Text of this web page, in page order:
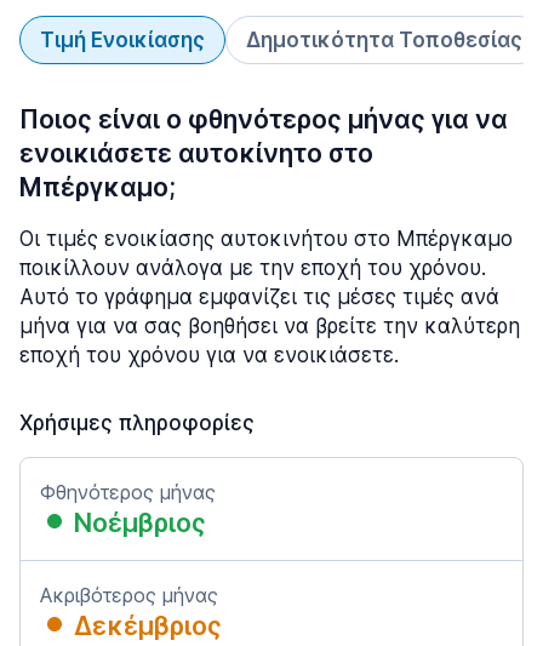
Τιμή Ενοικίασης Δημοτικότητα Τοποθεσίας
Ποιος είναι ο φθηνότερος μήνας για να
ενοικιάσετε αυτοκίνητο στο
Μπέργκαμο;
Οι τιμές ενοικίασης αυτοκινήτου στο Μπέργκαμο
ποικίλλουν ανάλογα με την εποχή του χρόνου.
Αυτό το γράφημα εμφανίζει τις μέσες τιμές ανά
μήνα για να σας βοηθήσει να βρείτε την καλύτερη
εποχή του χρόνου για να ενοικιάσετε.
Χρήσιμες πληροφορίες
Φθηνότερος μήνας
Νοέμβριος
Ακριβότερος μήνας
Δεκέμβριος